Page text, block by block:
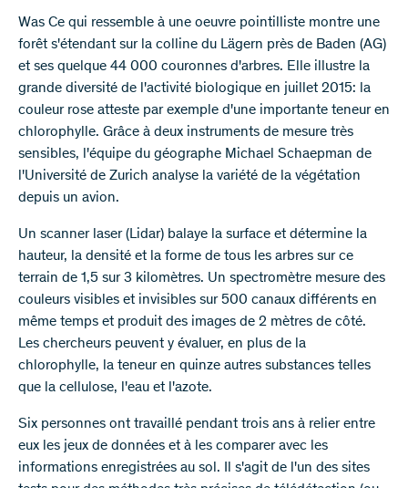
Was Ce qui ressemble à une oeuvre pointilliste montre une
forêt s'étendant sur la colline du Lägern près de Baden (AG)
et ses quelque 44 000 couronnes d'arbres. Elle illustre la
grande diversité de l'activité biologique en juillet 2015: la
couleur rose atteste par exemple d'une importante teneur en
chlorophylle. Grâce à deux instruments de mesure très
sensibles, l'équipe du géographe Michael Schaepman de
l'Université de Zurich analyse la variété de la végétation
depuis un avion.
Un scanner laser (Lidar) balaye la surface et détermine la
hauteur, la densité et la forme de tous les arbres sur ce
terrain de 1,5 sur 3 kilomètres. Un spectromètre mesure des
couleurs visibles et invisibles sur 500 canaux différents en
même temps et produit des images de 2 mètres de côté.
Les chercheurs peuvent y évaluer, en plus de la
chlorophylle, la teneur en quinze autres substances telles
que la cellulose, l'eau et l'azote.
Six personnes ont travaillé pendant trois ans à relier entre
eux les jeux de données et à les comparer avec les
informations enregistrées au sol. Il s'agit de l'un des sites